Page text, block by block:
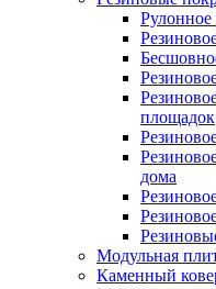
Рулонное
площадок
дома
Модульная
Каменный